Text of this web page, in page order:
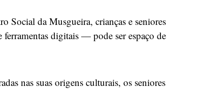
Social da Musgueira, crianças e seniores
digitais — pode ser espaço de
nas suas origens culturais, os seniores